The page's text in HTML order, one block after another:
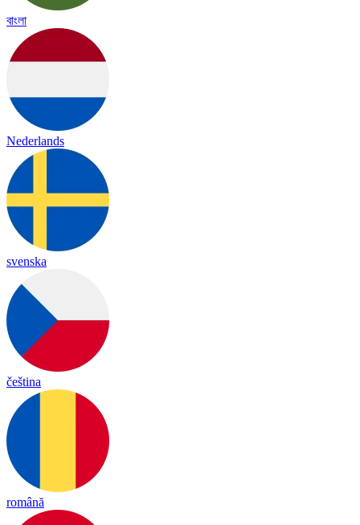
বাংলা
Nederlands
svenska
čeština
română